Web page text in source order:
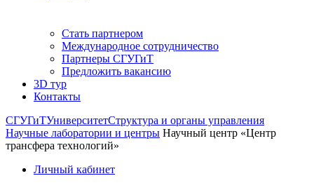
Стать партнером
Международное сотрудничество
Партнеры СГУГиТ
Предложить вакансию
3D тур
Контакты
СГУГиТУниверситетСтруктура и органы управления
Научные лаборатории и центры Научный центр «Центр
трансфера технологий»
Личный кабинет